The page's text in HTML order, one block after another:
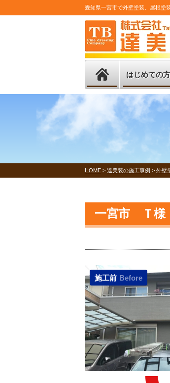
愛知県一宮市で外壁塗装、屋根塗
はじめての
HOME > 達美装の施工事例 > 外壁
一宮市 Ｔ様
施工前 Before